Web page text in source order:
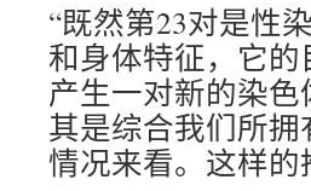
“既然第23对是性
和身体特征，它
产生一对新的染
其是综合我们所
情况来看。这样